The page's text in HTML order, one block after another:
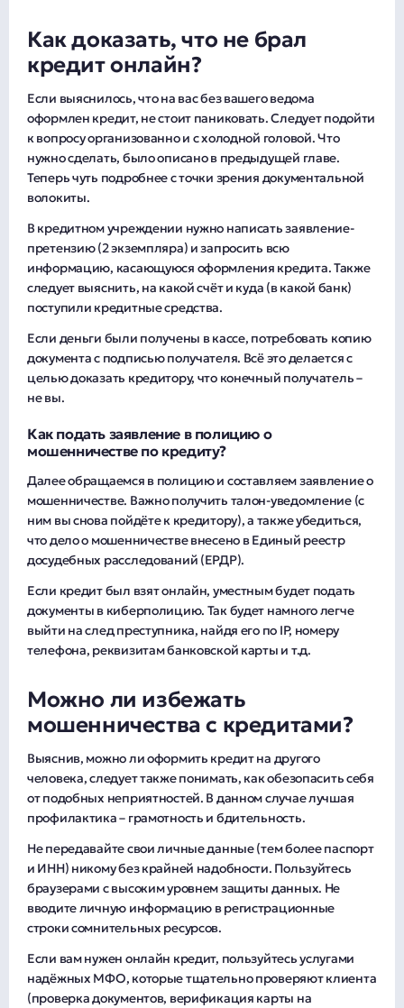
Как доказать, что не брал
кредит онлайн?
Если выяснилось, что на вас без вашего ведома
оформлен кредит, не стоит паниковать. Следует подойти
к вопросу организованно и с холодной головой. Что
нужно сделать, было описано в предыдущей главе.
Теперь чуть подробнее с точки зрения документальной
волокиты.
В кредитном учреждении нужно написать заявление-
претензию (2 экземпляра) и запросить всю
информацию, касающуюся оформления кредита. Также
следует выяснить, на какой счёт и куда (в какой банк)
поступили кредитные средства.
Если деньги были получены в кассе, потребовать копию
документа с подписью получателя. Всё это делается с
целью доказать кредитору, что конечный получатель –
не вы.
Как подать заявление в полицию о
мошенничестве по кредиту?
Далее обращаемся в полицию и составляем заявление о
мошенничестве. Важно получить талон-уведомление (с
ним вы снова пойдёте к кредитору), а также убедиться,
что дело о мошенничестве внесено в Единый реестр
досудебных расследований (ЕРДР).
Если кредит был взят онлайн, уместным будет подать
документы в киберполицию. Так будет намного легче
выйти на след преступника, найдя его по IP, номеру
телефона, реквизитам банковской карты и т.д.
Можно ли избежать
мошенничества с кредитами?
Выяснив, можно ли оформить кредит на другого
человека, следует также понимать, как обезопасить себя
от подобных неприятностей. В данном случае лучшая
профилактика – грамотность и бдительность.
Не передавайте свои личные данные (тем более паспорт
и ИНН) никому без крайней надобности. Пользуйтесь
браузерами с высоким уровнем защиты данных. Не
вводите личную информацию в регистрационные
строки сомнительных ресурсов.
Если вам нужен онлайн кредит, пользуйтесь услугами
надёжных МФО, которые тщательно проверяют клиента
(проверка документов, верификация карты на